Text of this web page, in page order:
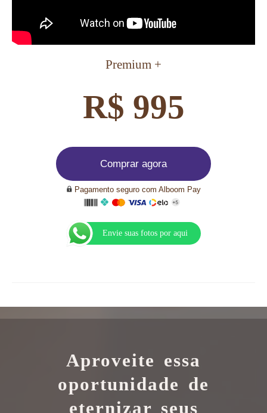
Premium +
R$ 995
Comprar agora
Pagamento seguro com Alboom Pay
Envie suas fotos por aqui
Aproveite essa
oportunidade de
eternizar seus